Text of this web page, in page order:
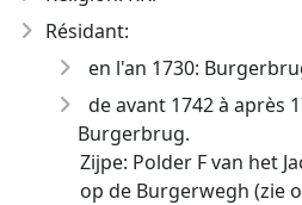
Résidant:
en l'an 1730:
de avant 1742 à après
Burgerbrug.
Zijpe: Polder F van het
op de Burgerwegh (zie